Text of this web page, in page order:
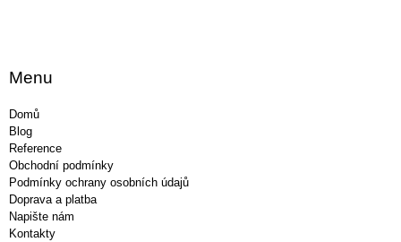
Menu
Domů
Blog
Reference
Obchodní podmínky
Podmínky ochrany osobních údajů
Doprava a platba
Napište nám
Kontakty